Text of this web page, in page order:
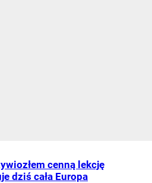
cenną lekcję
dziś cała Europa